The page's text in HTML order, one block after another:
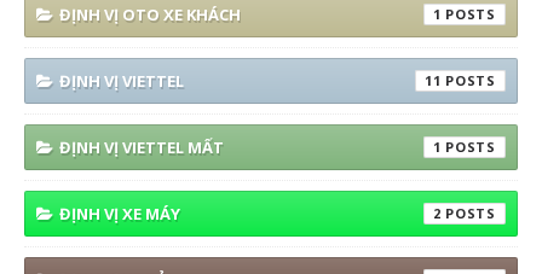
ĐỊNH VỊ OTO XE KHÁCH 1
ĐỊNH VỊ VIETTEL 11
ĐỊNH VỊ VIETTEL MẤT 1
ĐỊNH VỊ XE MÁY 2